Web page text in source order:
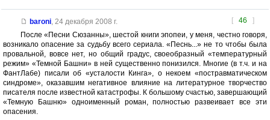
[ 46 ]
baroni, 24 декабря 2008 г.
После «Песни Сюзанны», шестой книги эпопеи, у меня, честно говоря,
возникало опасение за судьбу всего сериала. «Песнь...» не то чтобы была
провальной, вовсе нет, но общий градус, своеобразный «температурный
режим» «Темной Башни» в ней существенно понизился. Многие (в т.ч. и на
ФантЛабе) писали об «усталости Кинга», о некоем «постравматическом
синдроме», оказавшим негативное влияние на литературное творчество
писателя после известной катастрофы. К большому счастью, завершающий
«Темную Башню» одноименный роман, полностью развеивает все эти
опасения.